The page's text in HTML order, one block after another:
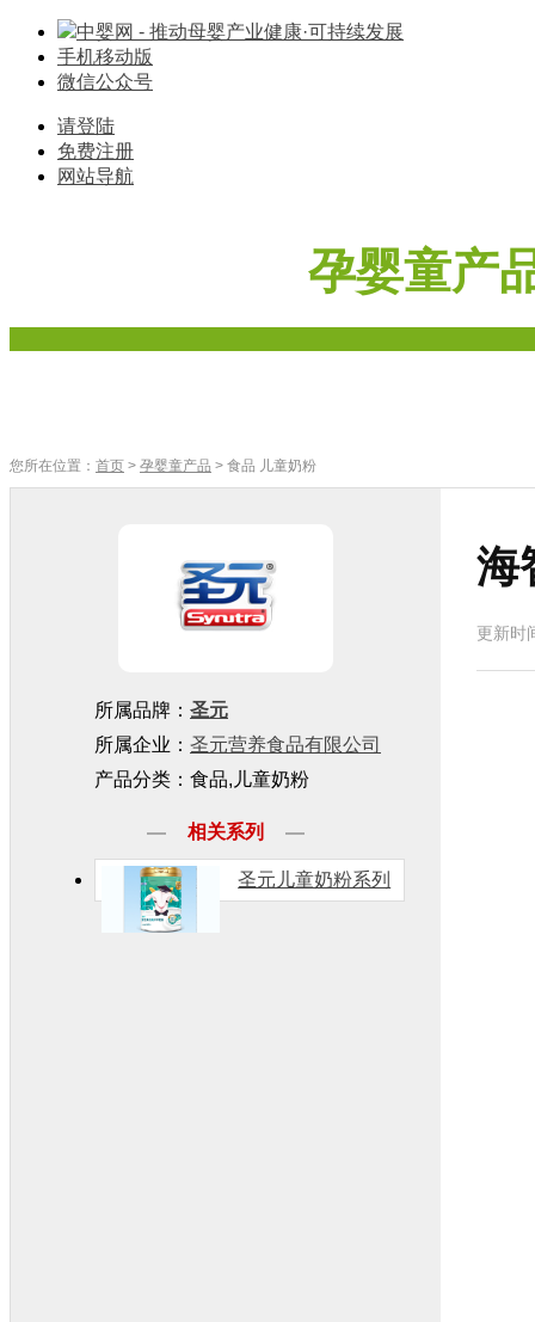
中婴网 - 推动母婴产业健康·可持续发展
手机移动版
微信公众号
请登陆
免费注册
网站导航
孕婴童产
您所在位置： 首页 > 孕婴童产品 > 食品 儿童奶粉
海
更新时
所属品牌： 圣元
所属企业： 圣元营养食品有限公司
产品分类：食品,儿童奶粉
相关系列
圣元儿童奶粉系列